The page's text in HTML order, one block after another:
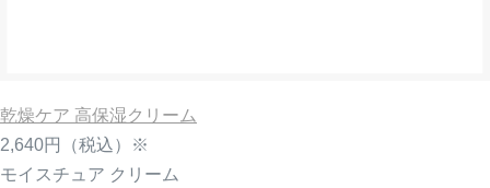
乾燥ケア 高保湿クリーム
2,640円
（税込）※
モイスチュア クリーム